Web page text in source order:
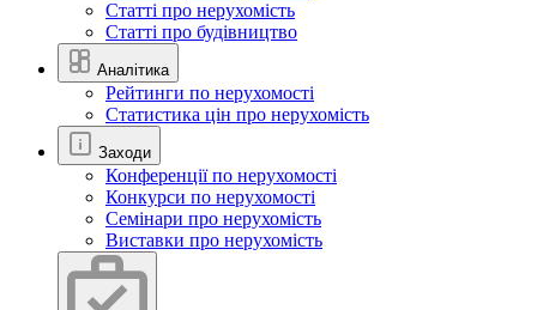
Статті про нерухомість
Статті про будівництво
Аналітика
Рейтинги по нерухомості
Статистика цін про нерухомість
Заходи
Конференції по нерухомості
Конкурси по нерухомості
Семінари про нерухомість
Виставки про нерухомість